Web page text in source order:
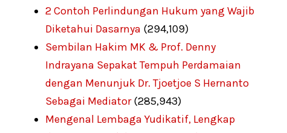
2 Contoh Perlindungan Hukum yang Wajib
Diketahui Dasarnya (294,109)
Sembilan Hakim MK & Prof. Denny
Indrayana Sepakat Tempuh Perdamaian
dengan Menunjuk Dr. Tjoetjoe S Hernanto
Sebagai Mediator (285,943)
Mengenal Lembaga Yudikatif, Lengkap